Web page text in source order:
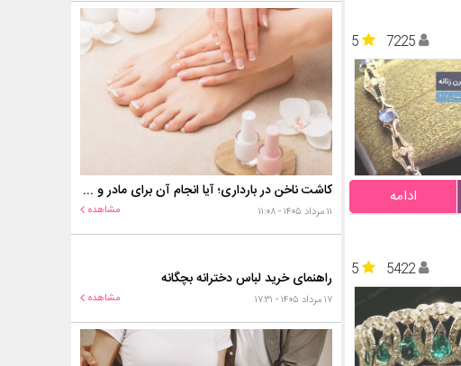
5
7225
ادامه
5
5422
کاشت ناخن در بارداری؛ آیا انجام آن برای مادر و جنین خطر دارد؟
۱۱ مرداد ۱۴۰۵ - ۱۱:۰۸ مشاهده
راهنمای خرید لباس دخترانه بچگانه
۱۷ مرداد ۱۴۰۵ - ۱۷:۳۱ مشاهده